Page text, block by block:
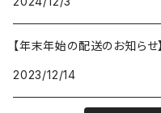
【年末年始の配送のお知らせ】
2023/12/14